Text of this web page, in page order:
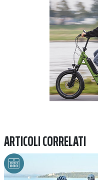
ARTICOLI CORRELATI